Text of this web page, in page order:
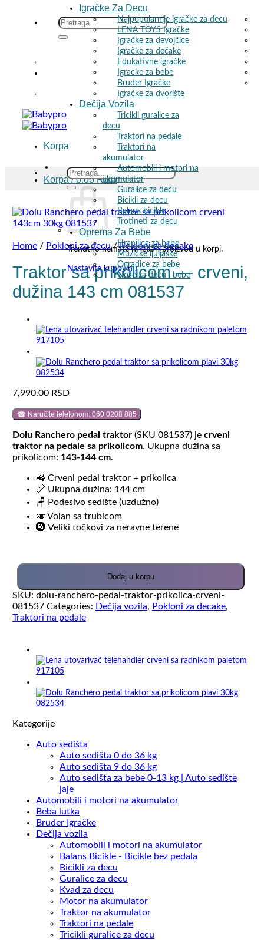
Search
🚚
🚚
Korpa
Igračke Za Decu
Najpopularnije igračke za decu
LENA TOYS Igračke
Igračke za devojčice
Igračke za dečake
Edukativne igračke
Igracke za bebe
Bruder Igračke
Igračke za dvorište
Dečija Vozila
Tricikli guralice za
decu
Traktori na pedale
Traktori na
akumulator
Automobili i motori na
akumulator
Guralice za decu
Bicikli za decu
Balans bicikle
Trotineti za decu
Oprema Za Bebe
Hranilica za bebe
Muzičke ljuljaške
Ogradice za bebe
Noše za decu i bebe
Korpa /0.00RSD
Trenutno nemate ni jedan proizvod u korpi.
Nastavite kupovinu
Search
for:
Home / Pokloni za decu / Pokloni za decake
Traktor sa prikolicom — crveni,
dužina 143 cm 081537
7,990.00 RSD
☎ Naručite telefonom: 060 0208 885
Dolu Ranchero pedal traktor(SKU 081537) je crveni
traktor na pedale sa prikolicom. Ukupna dužina sa
prikolicom: 143-144 cm.
🚜 Crveni pedal traktor + prikolica
📏 Ukupna dužina: 144 cm
🪑 Podesivo sedište (uzdužno)
🎺 Volan sa trubicom
🛞 Veliki točkovi za neravne terene
Dodaj u korpu
SKU: dolu-ranchero-pedal-traktor-prikolica-crveni-
081537 Categories: Dečija vozila, Pokloni za decake,
Traktori na pedale
Kategorije
Auto sedišta
Auto sedišta 0 do 36 kg
Auto sedišta 9 do 36 kg
Auto sedišta za bebe 0-13 kg | Auto sedište
jaje
Automobili i motori na akumulator
Beba lutka
Bruder Igračke
Dečija vozila
Automobili i motori na akumulator
Balans Bicikle - Bicikle bez pedala
Bicikli za decu
Guralice za decu
Kvad za decu
Motor na akumulator
Traktor na akumulator
Traktori na pedale
Tricikli guralice za decu